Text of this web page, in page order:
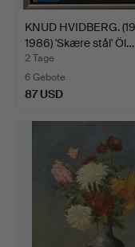
KNUD HVIDBERG.
1986) 'Skære stål' Öl…
2 Tage
6 Gebote
87 USD